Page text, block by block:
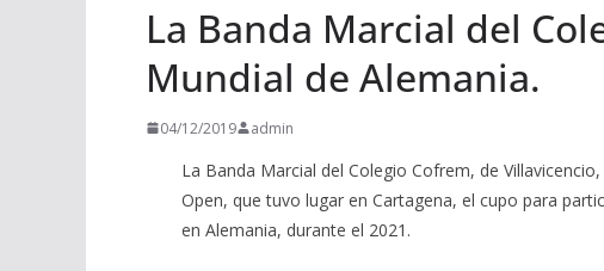
La Banda Marcial del
Mundial de Alemania.
04/12/2019 admin
La Banda Marcial del Colegio Cofrem, de
Open, que tuvo lugar en Cartagena, el cupo para
en Alemania, durante el 2021.